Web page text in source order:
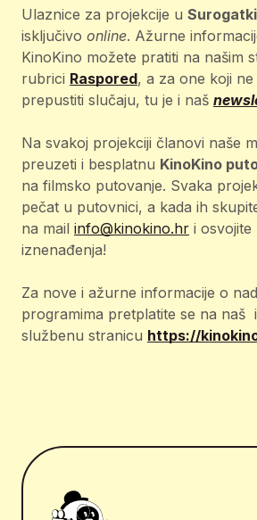
Ulaznice za projekcije u
isključivo online. Ažurne
KinoKino možete pratiti na našim
rubrici Raspored, a za one koji ne
prepustiti slučaju, tu je i naš
Na svakoj projekciji članovi naše
preuzeti i besplatnu KinoKino
na filmsko putovanje. Svaka
pečat u putovnici, a kada ih
na mail info@kinokino.hr i osvojite
iznenađenja!
Za nove i ažurne informacije o
programima pretplatite se na naš
službenu stranicu https://